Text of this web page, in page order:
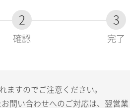
2
確認
3
完了
ますのでご注意ください。
問い合わせへのご対応は、翌営